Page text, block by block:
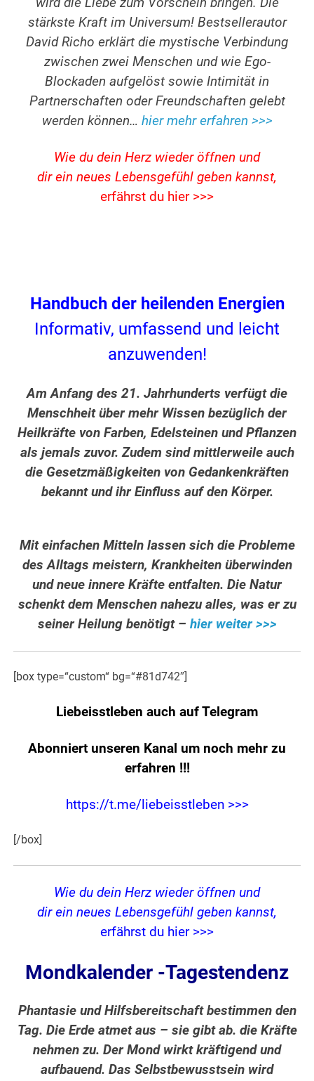
stärkste Kraft im Universum! Bestsellerautor
David Richo erklärt die mystische Verbindung
zwischen zwei Menschen und wie Ego-
Blockaden aufgelöst sowie Intimität in
Partnerschaften oder Freundschaften gelebt
werden können… hier mehr erfahren >>>
Wie du dein Herz wieder öffnen und
dir ein neues Lebensgefühl geben kannst,
erfährst du hier >>>
Handbuch der heilenden Energien
Informativ, umfassend und leicht
anzuwenden!
Am Anfang des 21. Jahrhunderts verfügt die
Menschheit über mehr Wissen bezüglich der
Heilkräfte von Farben, Edelsteinen und Pflanzen
als jemals zuvor. Zudem sind mittlerweile auch
die Gesetzmäßigkeiten von Gedankenkräften
bekannt und ihr Einfluss auf den Körper.
Mit einfachen Mitteln lassen sich die Probleme
des Alltags meistern, Krankheiten überwinden
und neue innere Kräfte entfalten. Die Natur
schenkt dem Menschen nahezu alles, was er zu
seiner Heilung benötigt – hier weiter >>>
[box type=“custom“ bg=“#81d742″]
Liebeisstleben auch auf Telegram
Abonniert unseren Kanal um noch mehr zu
erfahren !!!
https://t.me/liebeisstleben >>>
[/box]
Wie du dein Herz wieder öffnen und
dir ein neues Lebensgefühl geben kannst,
erfährst du hier >>>
Mondkalender -Tagestendenz
Phantasie und Hilfsbereitschaft bestimmen den
Tag. Die Erde atmet aus – sie gibt ab. die Kräfte
nehmen zu. Der Mond wirkt kräftigend und
aufbauend. Das Selbstbewusstsein wird